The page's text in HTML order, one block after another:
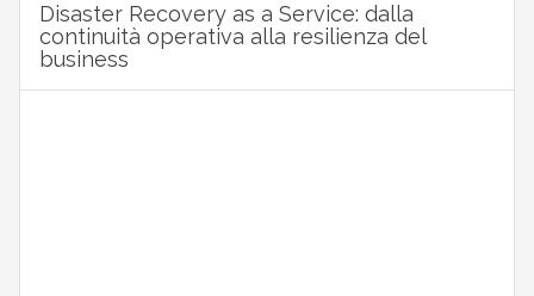
Disaster Recovery as a Service: dalla
continuità operativa alla resilienza del
business